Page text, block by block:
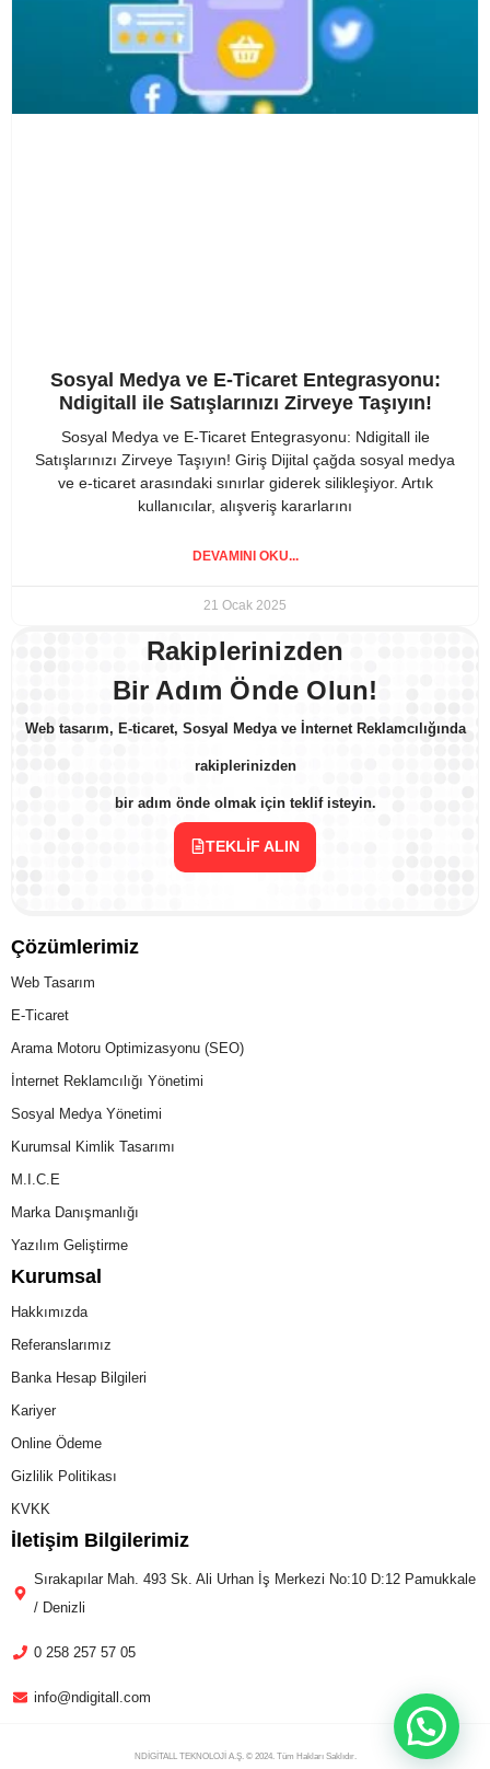
Sosyal Medya ve E-Ticaret Entegrasyonu:
Ndigitall ile Satışlarınızı Zirveye Taşıyın!
Sosyal Medya ve E-Ticaret Entegrasyonu: Ndigitall ile
Satışlarınızı Zirveye Taşıyın! Giriş Dijital çağda sosyal medya
ve e-ticaret arasındaki sınırlar giderek silikleşiyor. Artık
kullanıcılar, alışveriş kararlarını
DEVAMINI OKU...
21 Ocak 2025
Rakiplerinizden
Bir Adım Önde Olun!
Web tasarım, E-ticaret, Sosyal Medya ve İnternet Reklamcılığında
rakiplerinizden
bir adım önde olmak için teklif isteyin.
TEKLIF ALIN
Çözümlerimiz
Web Tasarım
E-Ticaret
Arama Motoru Optimizasyonu (SEO)
İnternet Reklamcılığı Yönetimi
Sosyal Medya Yönetimi
Kurumsal Kimlik Tasarımı
M.I.C.E
Marka Danışmanlığı
Yazılım Geliştirme
Kurumsal
Hakkımızda
Referanslarımız
Banka Hesap Bilgileri
Kariyer
Online Ödeme
Gizlilik Politikası
KVKK
İletişim Bilgilerimiz
Sırakapılar Mah. 493 Sk. Ali Urhan İş Merkezi No:10 D:12 Pamukkale
/ Denizli
0 258 257 57 05
info@ndigitall.com
NDİGİTALL TEKNOLOJİ A.Ş. © 2024. Tüm Hakları Saklıdır.